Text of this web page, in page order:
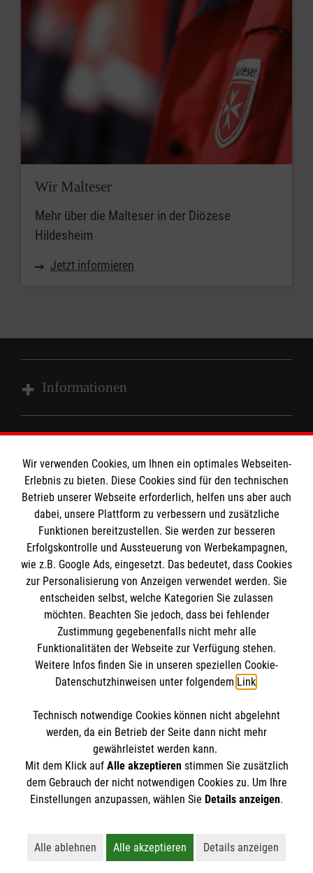
Wir Malteser
Mehr über die Malteser in der Diözese
Hildesheim
Jetzt informieren
Informationen
Impressum
Datenschutz
Barrierefreiheit
Kontakt
Presse
Den Beauftragten für Medizinproduktesicherheit
im Malteser Rettungsdienst und den
Einsatzdiensten der Malteser können Sie unter
gmb_mpg@malteser.org kontaktieren.
Die Malteser
Malteserorden
Malteser Jugend
Malteser International
Malteser Intern
Spendenkonto
Empfänger: Malteser Hilfsdienst e.V.
Pax-Bank für Kirche und Caritas eG
IBAN: DE26370601201201209230
BIC: GENODED1PA7
So finden Sie uns
Berliner Str. 52F
38104 Braunschweig
Telefon:0531 2379790
info.braunschweig@malteser.org
Accordion 1
Der Malteser Hilfsdienst e.V. ist als eingetragene
Gewerbesteuer befreit.
Wir verwenden Cookies, um Ihnen ein optimales Webseiten-
Erlebnis zu bieten. Diese Cookies sind für den technischen
Betrieb unserer Webseite erforderlich, helfen uns aber auch
dabei, unsere Plattform zu verbessern und zusätzliche
Funktionen bereitzustellen. Sie werden zur besseren
Erfolgskontrolle und Aussteuerung von Werbekampagnen,
wie z.B. Google Ads, eingesetzt. Das bedeutet, dass Cookies
zur Personalisierung von Anzeigen verwendet werden. Sie
entscheiden selbst, welche Kategorien Sie zulassen
möchten. Beachten Sie jedoch, dass bei fehlender
Zustimmung gegebenenfalls nicht mehr alle
Funktionalitäten der Webseite zur Verfügung stehen.
Weitere Infos finden Sie in unseren speziellen Cookie-
Datenschutzhinweisen unter folgendem Link.
Technisch notwendige Cookies können nicht abgelehnt
werden, da ein Betrieb der Seite dann nicht mehr
gewährleistet werden kann.
Mit dem Klick auf Alle akzeptierenstimmen Sie zusätzlich
dem Gebrauch der nicht notwendigen Cookies zu. Um Ihre
Einstellungen anzupassen, wählen Sie Details anzeigen.
Alle ablehnen
Lehnt alle nicht-essentiellen Cookies ab
Alle akzeptieren
Akzeptiert alle Cookies
Details anzeigen